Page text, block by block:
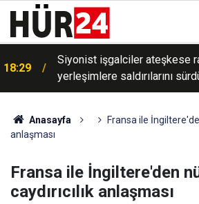
18:29
Siyonist işgalciler ateşkese
yerleşimlere saldırılarını
Anasayfa
Fransa ile
anlaşması
Fransa ile İngiltere'den
caydırıcılık anlaşması